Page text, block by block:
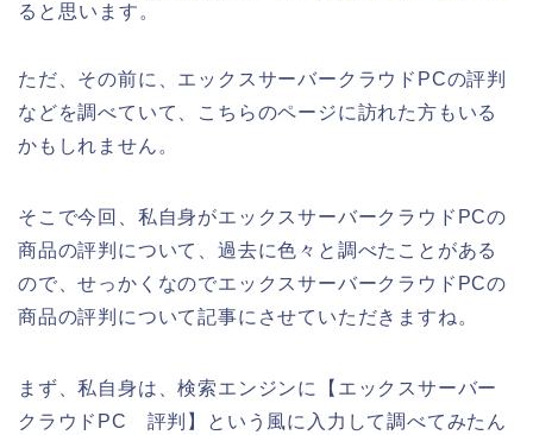
ると思います。
ただ、その前に、エックスサーバークラウドPCの評判
などを調べていて、こちらのページに訪れた方もいる
かもしれません。
そこで今回、私自身がエックスサーバークラウドPCの
商品の評判について、過去に色々と調べたことがある
ので、せっかくなのでエックスサーバークラウドPCの
商品の評判について記事にさせていただきますね。
まず、私自身は、検索エンジンに【エックスサーバー
クラウドPC 評判】という風に入力して調べてみたん